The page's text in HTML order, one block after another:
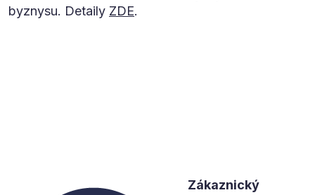
byznysu. Detaily ZDE.
Zákaznický